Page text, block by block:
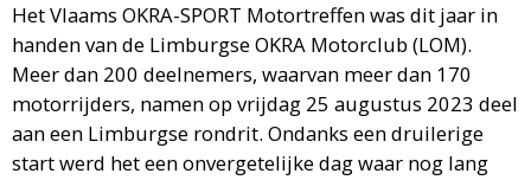
Het Vlaams OKRA-SPORT Motortreffen was dit jaar in
handen van de Limburgse OKRA Motorclub (LOM).
Meer dan 200 deelnemers, waarvan meer dan 170
motorrijders, namen op vrijdag 25 augustus 2023 deel
aan een Limburgse rondrit. Ondanks een druilerige
start werd het een onvergetelijke dag waar nog lang